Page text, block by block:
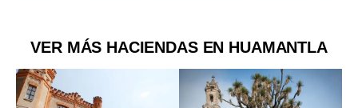
VER MÁS HACIENDAS EN HUAMANTLA